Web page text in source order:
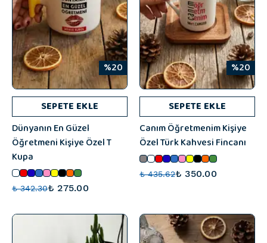
%20
SEPETE EKLE
Dünyanın En Güzel
Öğretmeni Kişiye Özel T
Kupa
₺ 342.30₺ 275.00
%20
SEPETE EKLE
Canım Öğretmenim Kişiye
Özel Türk Kahvesi Fincanı
₺ 435.62₺ 350.00